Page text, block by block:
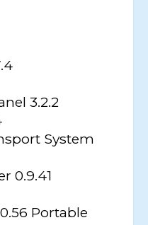
3.2.2
System
0.9.41
Portable